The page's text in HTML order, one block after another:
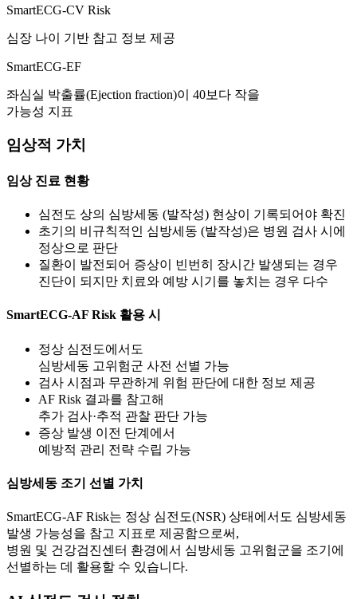
SmartECG-CV Risk
심장 나이 기반 참고 정보 제공
SmartECG-EF
좌심실 박출률(Ejection fraction)이 40보다 작을
가능성 지표
임상적 가치
임상 진료 현황
심전도 상의 심방세동 (발작성) 현상이 기록되어야 확진
초기의 비규칙적인 심방세동 (발작성)은 병원 검사 시에
정상으로 판단
질환이 발전되어 증상이 빈번히 장시간 발생되는 경우
진단이 되지만 치료와 예방 시기를 놓치는 경우 다수
SmartECG-AF Risk 활용 시
정상 심전도에서도
심방세동 고위험군 사전 선별 가능
검사 시점과 무관하게 위험 판단에 대한 정보 제공
AF Risk 결과를 참고해
추가 검사·추적 관찰 판단 가능
증상 발생 이전 단계에서
예방적 관리 전략 수립 가능
심방세동 조기 선별 가치
SmartECG-AF Risk는 정상 심전도(NSR) 상태에서도 심방세동
발생 가능성을 참고 지표로 제공함으로써,
병원 및 건강검진센터 환경에서 심방세동 고위험군을 조기에
선별하는 데 활용할 수 있습니다.